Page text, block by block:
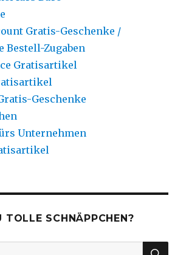
Gratis-Geschenke /
Bestell-Zugaben
Gratisartikel
Geschenke
Unternehmen
TOLLE SCHNÄPPCHEN?